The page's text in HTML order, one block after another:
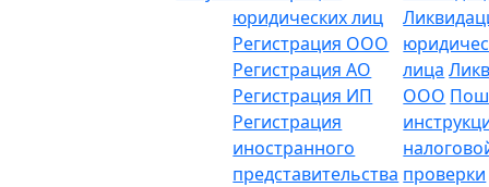
юридических лиц
Регистрация ООО
Регистрация АО
Регистрация ИП
Регистрация
иностранного
представительства
лица
ООО
проверки